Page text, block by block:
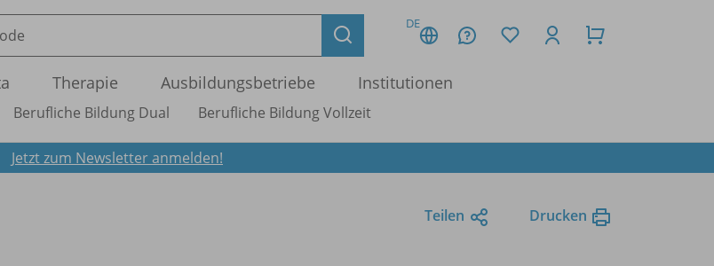
DE
Therapie Ausbildungsbetriebe Institutionen
Berufliche Bildung Dual Berufliche Bildung Vollzeit
Jetzt zum Newsletter anmelden!
Teilen Drucken